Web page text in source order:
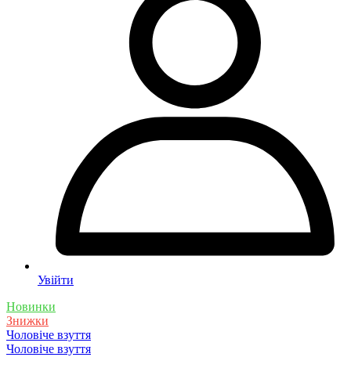
Увійти
Новинки
Знижки
Чоловіче взуття
Чоловіче взуття